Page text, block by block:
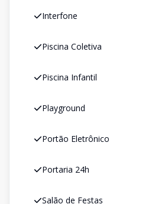
Interfone
Piscina Coletiva
Piscina Infantil
Playground
Portão Eletrônico
Portaria 24h
Salão de Festas